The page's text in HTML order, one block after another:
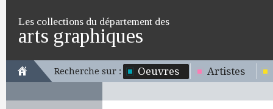
Les collections du département des
arts graphiques
Recherche sur : Oeuvres Artistes